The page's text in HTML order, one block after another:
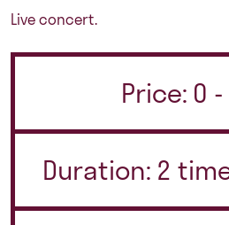
Live concert.
Price: 0
Duration: 2